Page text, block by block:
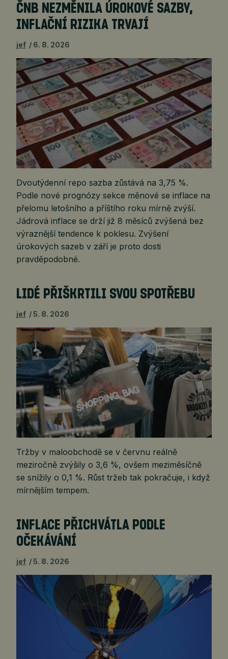
ČNB NEZMĚNILA ÚROKOVÉ SAZBY,
INFLAČNÍ RIZIKA TRVAJÍ
jef 6. 8. 2026
Dvoutýdenní repo sazba zůstává na 3,75 %.
Podle nové prognózy sekce měnové se inflace na
přelomu letošního a příštího roku mírně zvýší.
Jádrová inflace se drží již 8 měsíců zvýšená bez
výraznější tendence k poklesu. Zvýšení
úrokových sazeb v září je proto dosti
pravděpodobné.
LIDÉ PŘIŠKRTILI SVOU SPOTŘEBU
jef 5. 8. 2026
Tržby v maloobchodě se v červnu reálně
meziročně zvýšily o 3,6 %, ovšem meziměsíčně
se snížily o 0,1 %. Růst tržeb tak pokračuje, i když
mírnějším tempem.
INFLACE PŘICHVÁTLA PODLE
OČEKÁVÁNÍ
jef 5. 8. 2026